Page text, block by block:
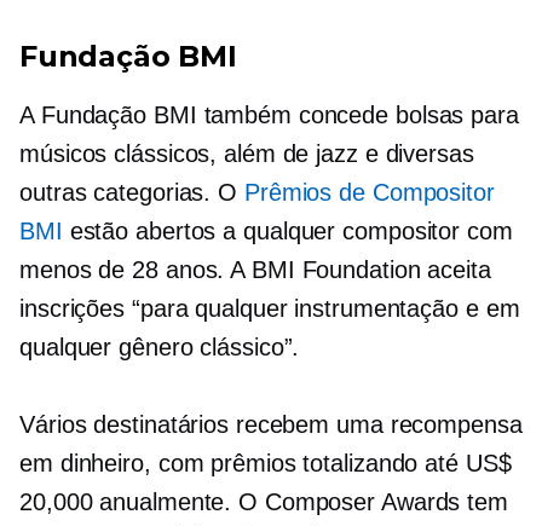
Fundação BMI
A Fundação BMI também concede bolsas para
músicos clássicos, além de jazz e diversas
outras categorias. O Prêmios de Compositor
BMI estão abertos a qualquer compositor com
menos de 28 anos. A BMI Foundation aceita
inscrições “para qualquer instrumentação e em
qualquer gênero clássico”.
Vários destinatários recebem uma recompensa
em dinheiro, com prêmios totalizando até US$
20,000 anualmente. O Composer Awards tem